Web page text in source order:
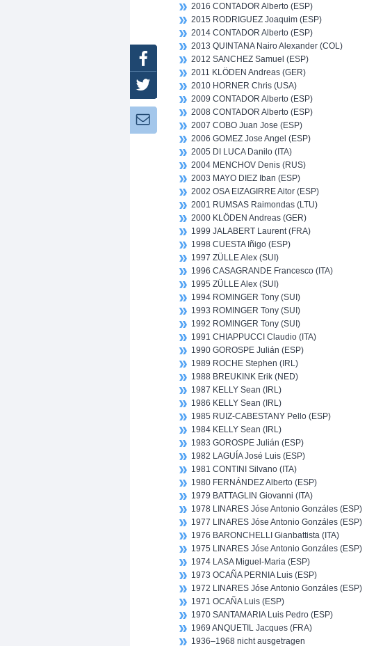
2016 CONTADOR Alberto (ESP)
2015 RODRIGUEZ Joaquim (ESP)
2014 CONTADOR Alberto (ESP)
2013 QUINTANA Nairo Alexander (COL)
2012 SANCHEZ Samuel (ESP)
2011 KLÖDEN Andreas (GER)
2010 HORNER Chris (USA)
2009 CONTADOR Alberto (ESP)
2008 CONTADOR Alberto (ESP)
2007 COBO Juan Jose (ESP)
2006 GOMEZ Jose Angel (ESP)
2005 DI LUCA Danilo (ITA)
2004 MENCHOV Denis (RUS)
2003 MAYO DIEZ Iban (ESP)
2002 OSA EIZAGIRRE Aitor (ESP)
2001 RUMSAS Raimondas (LTU)
2000 KLÖDEN Andreas (GER)
1999 JALABERT Laurent (FRA)
1998 CUESTA Iñigo (ESP)
1997 ZÜLLE Alex (SUI)
1996 CASAGRANDE Francesco (ITA)
1995 ZÜLLE Alex (SUI)
1994 ROMINGER Tony (SUI)
1993 ROMINGER Tony (SUI)
1992 ROMINGER Tony (SUI)
1991 CHIAPPUCCI Claudio (ITA)
1990 GOROSPE Julián (ESP)
1989 ROCHE Stephen (IRL)
1988 BREUKINK Erik (NED)
1987 KELLY Sean (IRL)
1986 KELLY Sean (IRL)
1985 RUIZ-CABESTANY Pello (ESP)
1984 KELLY Sean (IRL)
1983 GOROSPE Julián (ESP)
1982 LAGUÍA José Luis (ESP)
1981 CONTINI Silvano (ITA)
1980 FERNÁNDEZ Alberto (ESP)
1979 BATTAGLIN Giovanni (ITA)
1978 LINARES Jóse Antonio Gonzáles (ESP)
1977 LINARES Jóse Antonio Gonzáles (ESP)
1976 BARONCHELLI Gianbattista (ITA)
1975 LINARES Jóse Antonio Gonzáles (ESP)
1974 LASA Miguel-Maria (ESP)
1973 OCAÑA PERNIA Luis (ESP)
1972 LINARES Jóse Antonio Gonzáles (ESP)
1971 OCAÑA Luis (ESP)
1970 SANTAMARIA Luis Pedro (ESP)
1969 ANQUETIL Jacques (FRA)
1936–1968 nicht ausgetragen
Facebook
Twitter
Newsletter: